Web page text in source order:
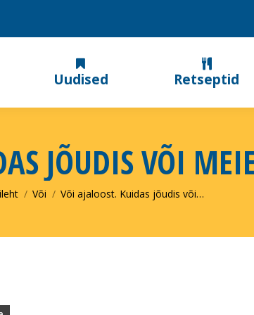
Uudised Retseptid
JÕUDIS VÕI
are here:
Või Või ajaloost. Kuidas jõudis või…